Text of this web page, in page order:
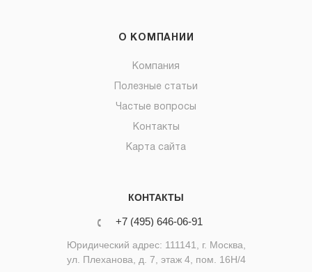
О КОМПАНИИ
Компания
Полезные статьи
Частые вопросы
Контакты
Карта сайта
КОНТАКТЫ
+7 (495) 646-06-91
Юридический адрес: 111141, г. Москва,
ул. Плеханова, д. 7, этаж 4, пом. 16Н/4